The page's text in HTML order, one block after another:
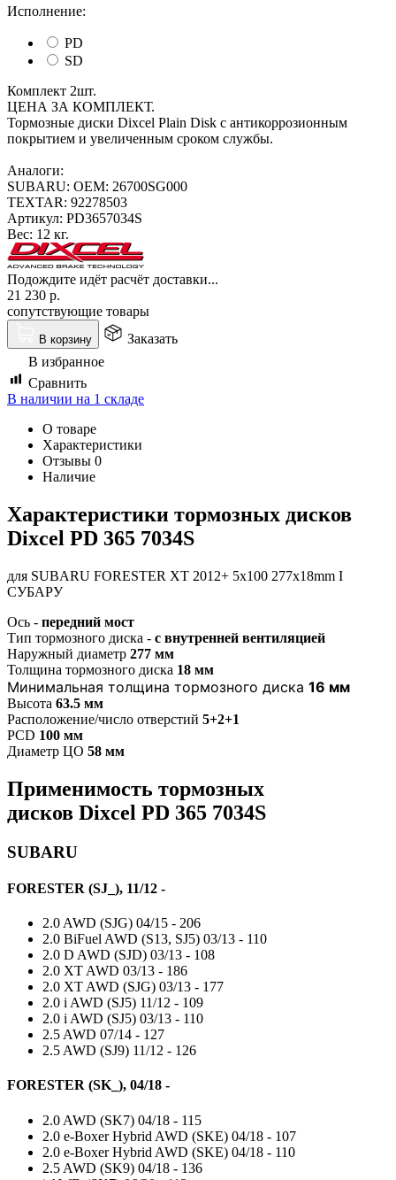
Исполнение:
PD
SD
Комплект 2шт.
ЦЕНА ЗА КОМПЛЕКТ.
Тормозные диски Dixcel Plain Disk с антикоррозионным
покрытием и увеличенным сроком службы.
Аналоги:
SUBARU: OEM: 26700SG000
TEXTAR: 92278503
Артикул: PD3657034S
Вес: 12 кг.
Подождите идёт расчёт доставки...
21 230 р.
сопутствующие товары
В корзину
Заказать
В избранное
Сравнить
В наличии на 1 складе
О товаре
Характеристики
Отзывы 0
Наличие
Характеристики тормозных дисков
Dixcel PD 365 7034S
для SUBARU FORESTER XT 2012+ 5x100 277x18mm I
СУБАРУ
Ось - передний мост
Тип тормозного диска - с внутренней вентиляцией
Наружный диаметр 277 мм
Толщина тормозного диска 18 мм
Минимальная толщина тормозного диска 16 мм
Высота 63.5 мм
Расположение/число отверстий 5+2+1
PCD 100 мм
Диаметр ЦО 58 мм
Применимость тормозных
дисков Dixcel PD 365 7034S
SUBARU
FORESTER (SJ_), 11/12 -
2.0 AWD (SJG) 04/15 - 206
2.0 BiFuel AWD (S13, SJ5) 03/13 - 110
2.0 D AWD (SJD) 03/13 - 108
2.0 XT AWD 03/13 - 186
2.0 XT AWD (SJG) 03/13 - 177
2.0 i AWD (SJ5) 11/12 - 109
2.0 i AWD (SJ5) 03/13 - 110
2.5 AWD 07/14 - 127
2.5 AWD (SJ9) 11/12 - 126
FORESTER (SK_), 04/18 -
2.0 AWD (SK7) 04/18 - 115
2.0 e-Boxer Hybrid AWD (SKE) 04/18 - 107
2.0 e-Boxer Hybrid AWD (SKE) 04/18 - 110
2.5 AWD (SK9) 04/18 - 136